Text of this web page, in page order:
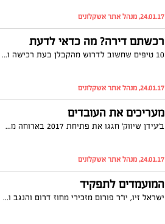
24.01.17, מנהל אתר אשקלונים
רכשתם דירה? מה כדאי לדעת
10 טיפים שחשוב לדרוש מהקבלן בעת רכישה וביצוע שינויים בדירה: מעיין גרינברג, אדריכלית פנים ואחראית שינויי דיירים בחברת הבנייה צרפתי שמעון הבונה בשכונת אגמים, מסבירה
24.01.17, מנהל אתר אשקלונים
מעריכים את העובדים
ב'עידן שיווק' חגגו את פתיחת 2017 בארוחה מפנקת במסעדת ערמונים. הנהלת החברה ניצלה את ההזדמנות להעניק שעון מתנה על 25 שנות עבודה בחברה למנהל החנות יוסי נחום, מנהל הרכש אפי מינס וחשבת החברה מריסול כהן. בתמונה : יוסי נחום והבעלים אהרון כהן
24.01.17, מנהל אתר אשקלונים
המועמדים לתפקיד
ישראל זיו, יו"ר פורום מזכירי מחוז דרום והנגב ומזכיר סניף מפלגת העבודה באשקלון, יזם בשבוע שעבר מפגש חברים של מזכירי סניפים כחלק מפעילות ענפה והתעוררות המפלגה בשטח. הגיעו, ניסים פרץ, מזכיר סניף דימונה ודמות ידועה ומוכרת בעירו. עו"ד יהודית אוליאל, מזכירת סניף שדרות ומ"מ ראש עיריית שדרות וצירי ועידה יחד עם המועמדים המובילים לתפקיד מזכ"ל מפלגת העבודה. המועמדים לתפקיד המזכ"ל ח"כ מיכל בירן, עו"ד ערן חרמוני, יאיה פינק, ריצ'רד פרס, ואייבי בנימין הציגו בפני הקהל הרב שהגיע למקום את משנתם ואת עבודתם הציבורית למען השינוי המיוחל ולמה הם מכל מועמד אחר ראוי לתפקיד הנכסף. לנו נשאר רק לאחל הצלחה לזוכה..